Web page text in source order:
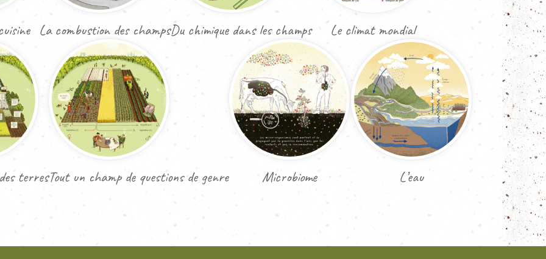
La combustion des champsDu chimique dans les champs Le climat mondial
terresTout un champ de questions de genre Microbiome L’eau